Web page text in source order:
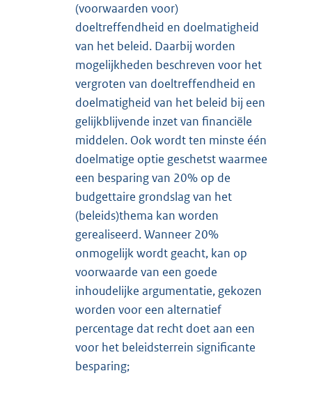
(voorwaarden voor)
doeltreffendheid en doelmatigheid
van het beleid. Daarbij worden
mogelijkheden beschreven voor het
vergroten van doeltreffendheid en
doelmatigheid van het beleid bij een
gelijkblijvende inzet van financiële
middelen. Ook wordt ten minste één
doelmatige optie geschetst waarmee
een besparing van 20% op de
budgettaire grondslag van het
(beleids)thema kan worden
gerealiseerd. Wanneer 20%
onmogelijk wordt geacht, kan op
voorwaarde van een goede
inhoudelijke argumentatie, gekozen
worden voor een alternatief
percentage dat recht doet aan een
voor het beleidsterrein significante
besparing;